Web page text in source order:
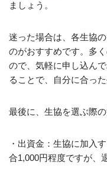
ましょう。
迷った場合は、各生協
のがおすすめです。多
ので、気軽に申し込ん
ることで、自分に合っ
最後に、生協を選ぶ際
・出資金：生協に加入
合1,000円程度ですが、